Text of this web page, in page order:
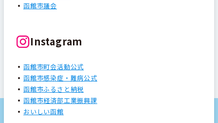
函館市議会
Instagram
函館市町会活動公式
函館市感染症・難病公式
函館市ふるさと納税
函館市経済部工業振興課
おいしい函館